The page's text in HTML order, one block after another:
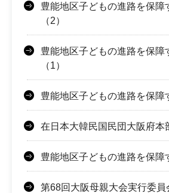
豊能地区子どもの進路を保
（2）
豊能地区子どもの進路を保
（1）
豊能地区子どもの進路を保
在日本大韓民国民団大阪府
豊能地区子どもの進路を保
第68回大阪母親大会実行委